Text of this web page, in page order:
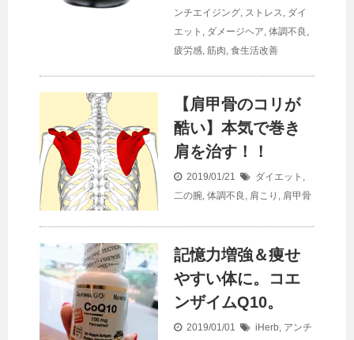
ンチエイジング, ストレス, ダイ
エット , ダメージヘア, 体調不良 ,
疲労感, 筋肉, 食生活改善
【肩甲骨のコリが
酷い】本気で巻き
肩を治す！！
2019/01/21 ダイエット ,
二の腕, 体調不良 , 肩こり , 肩甲骨
記憶力増強＆痩せ
やすい体に。コエ
ンザイムQ10。
2019/01/01 iHerb, アンチ